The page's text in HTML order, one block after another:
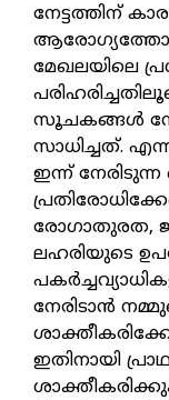
നേട്ടത്തിന്
മേഖലയിലെ
സൂചകങ്ങള്‍
സാധിച്ചത്.
ഇന്ന്
രോഗാതുരത,
ലഹരിയുടെ
നേരിടാന്‍
ഇതിനായി